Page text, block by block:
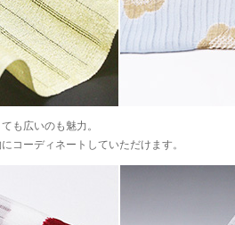
も広いのも魅力。
コーディネートしていただけます。